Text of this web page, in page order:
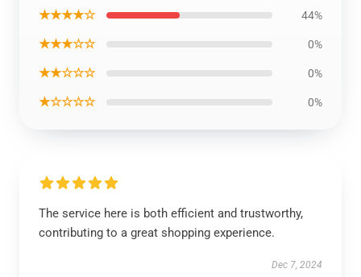
★★★★☆ 44%
★★★☆☆ 0%
★★☆☆☆ 0%
★☆☆☆☆ 0%
The service here is both efficient and trustworthy,
contributing to a great shopping experience.
Dec 7, 2024